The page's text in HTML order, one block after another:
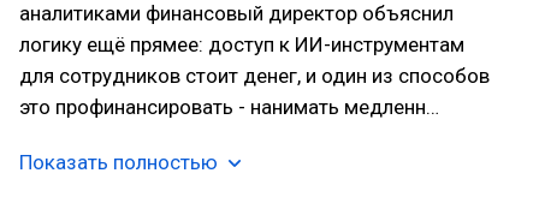
аналитиками финансовый директор объяснил
логику ещё прямее: доступ к ИИ-инструментам
для сотрудников стоит денег, и один из способов
это профинансировать - нанимать медленн…
Показать полностью